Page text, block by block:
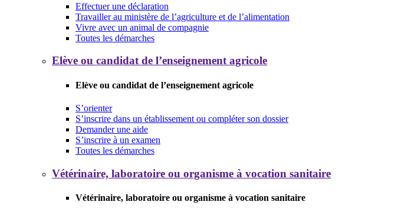
Effectuer une déclaration
Travailler au ministère de l’agriculture et de l’alimentation
Vivre avec un animal de compagnie
Toutes les démarches
Elève ou candidat de l’enseignement agricole
Elève ou candidat de l’enseignement agricole
S’orienter
S’inscrire dans un établissement ou compléter son dossier
Demander une aide
S’inscrire à un examen
Toutes les démarches
Vétérinaire, laboratoire ou organisme à vocation sanitaire
Vétérinaire, laboratoire ou organisme à vocation sanitaire